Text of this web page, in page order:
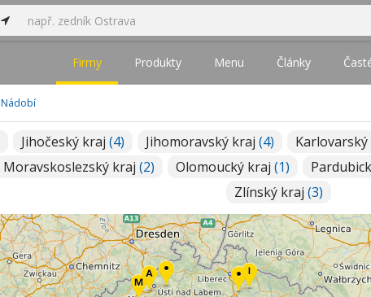
Firmy Produkty Menu Články
Nádobí
Jihočeský kraj (4) Jihomoravský kraj (4)
Moravskoslezský kraj (2) Olomoucký kraj (1)
Zlínský kraj (3)